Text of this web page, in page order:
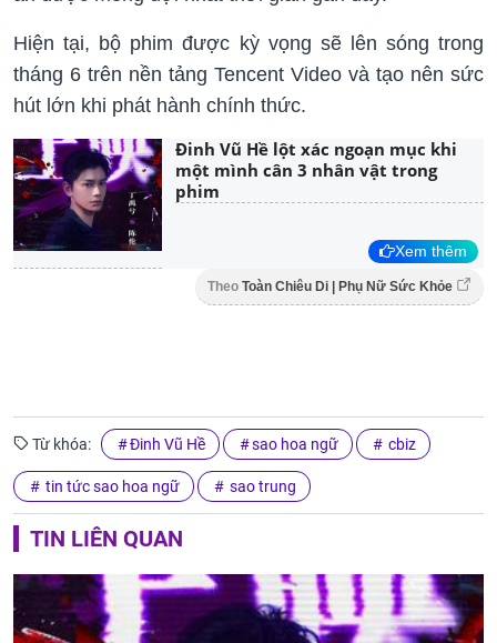
Hiện tại, bộ phim được kỳ vọng sẽ lên sóng trong
tháng 6 trên nền tảng Tencent Video và tạo nên sức
hút lớn khi phát hành chính thức.
Đinh Vũ Hề lột xác ngoạn mục khi
một mình cân 3 nhân vật trong
phim
Xem thêm
Theo Toàn Chiêu Di | Phụ Nữ Sức Khỏe
Từ khóa: Đinh Vũ Hề sao hoa ngữ cbiz
tin tức sao hoa ngữ sao trung
TIN LIÊN QUAN